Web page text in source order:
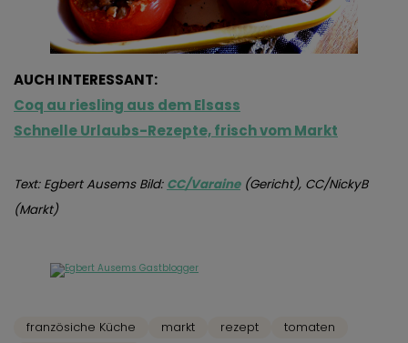
AUCH INTERESSANT:
Coq au riesling aus dem Elsass
Schnelle Urlaubs-Rezepte, frisch vom Markt
Text: Egbert Ausems Bild: CC/Varaine(Gericht), CC/NickyB
(Markt)
französiche Küche markt rezept
tomaten